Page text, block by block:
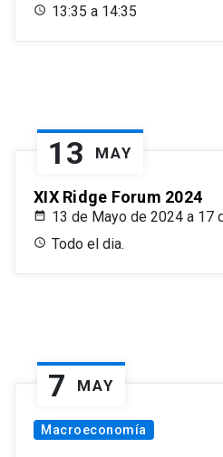
13:35 a 14:35
13 MAY
XIX Ridge Forum 2024
13 de Mayo de 2024 a 17
Todo el dia.
7 MAY
Macroeconomía